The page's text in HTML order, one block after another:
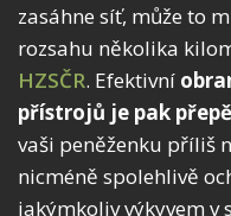
zasáhne síť, může to
rozsahu několika
HZSČR. Efektivní
přístrojů je pak
vaši peněženku příliš
nicméně spolehlivě
jakýmkoliv výkyvem v